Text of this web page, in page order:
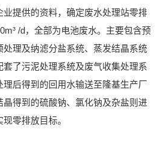
提供的资料，确定废水处理站零排
/d，全部为电池废水。主要包含预
处理及纳滤分盐系统、蒸发结晶系统
了污泥处理系统及废气收集处理系
后得到的回用水输送至隆基生产厂
晶得到的硫酸钠、氯化钠及杂盐则进
零排放目标。